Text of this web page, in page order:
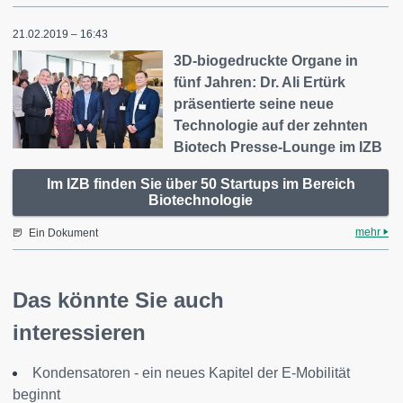
21.02.2019 – 16:43
3D-biogedruckte Organe in
fünf Jahren: Dr. Ali Ertürk
präsentierte seine neue
Technologie auf der zehnten
Biotech Presse-Lounge im IZB
Im IZB finden Sie über 50 Startups im Bereich
Biotechnologie
Ein Dokument mehr
Das könnte Sie auch
interessieren
Kondensatoren - ein neues Kapitel der E-Mobilität
beginnt